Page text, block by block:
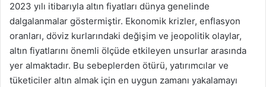
2023 yılı itibarıyla altın fiyatları dünya genelinde
dalgalanmalar göstermiştir. Ekonomik krizler, enflasyon
oranları, döviz kurlarındaki değişim ve jeopolitik olaylar,
altın fiyatlarını önemli ölçüde etkileyen unsurlar arasında
yer almaktadır. Bu sebeplerden ötürü, yatırımcılar ve
tüketiciler altın almak için en uygun zamanı yakalamayı